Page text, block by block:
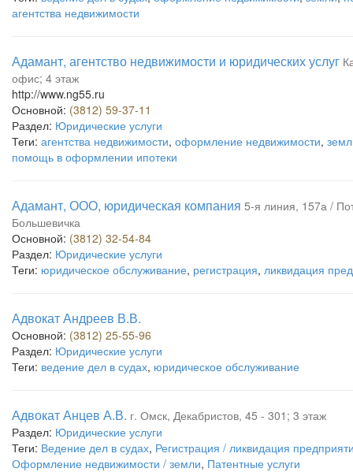
агентства недвижимости
Адамант, агентство недвижимости и юридических услуг
офис; 4 этаж
http://www.ng55.ru
Основной: (3812) 59-37-11
Раздел: Юридические услуги
Теги: агентства недвижимости, оформление недвижимости,
помощь в оформлении ипотеки
Адамант, ООО, юридическая компания 5-я линия, 157а /
Большевичка
Основной: (3812) 32-54-84
Раздел: Юридические услуги
Теги: юридическое обслуживание, регистрация, ликвидация
Адвокат Андреев В.В.
Основной: (3812) 25-55-96
Раздел: Юридические услуги
Теги: ведение дел в судах, юридическое обслуживание
Адвокат Анцев А.В. г. Омск, Декабристов, 45 - 301; 3 этаж
Раздел: Юридические услуги
Теги: Ведение дел в судах, Регистрация / ликвидация
Оформление недвижимости / земли, Патентные услуги